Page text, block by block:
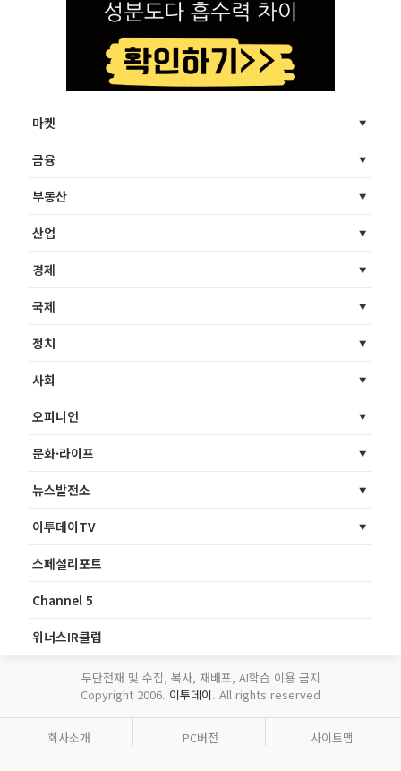
마켓
금융
부동산
산업
경제
국제
정치
사회
오피니언
문화·라이프
뉴스발전소
이투데이TV
스페셜리포트
Channel 5
위너스IR클럽
무단전재 및 수집, 복사, 재배포, AI학습 이용 금지
Copyright 2006. 이투데이. All rights reserved
회사소개 PC버전 사이트맵